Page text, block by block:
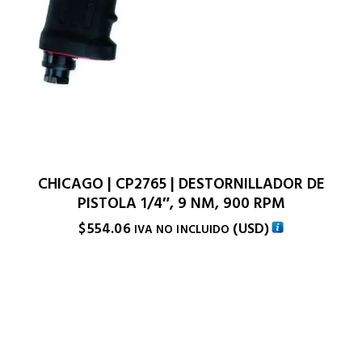
CHICAGO | CP2765 | DESTORNILLADOR DE
PISTOLA 1/4″, 9 NM, 900 RPM
$554.06 IVA NO INCLUIDO (USD)